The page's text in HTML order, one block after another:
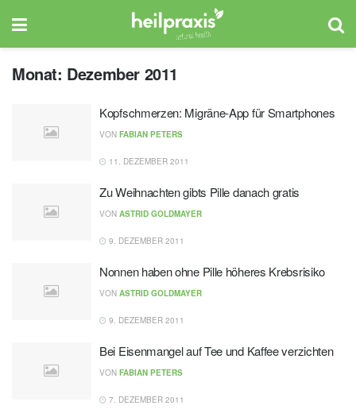
Monat: Dezember 2011
Kopfschmerzen: Migräne-App für Smartphones
VON FABIAN PETERS
11. DEZEMBER 2011
Zu Weihnachten gibts Pille danach gratis
VON ASTRID GOLDMAYER
9. DEZEMBER 2011
Nonnen haben ohne Pille höheres Krebsrisiko
VON ASTRID GOLDMAYER
9. DEZEMBER 2011
Bei Eisenmangel auf Tee und Kaffee verzichten
VON FABIAN PETERS
7. DEZEMBER 2011